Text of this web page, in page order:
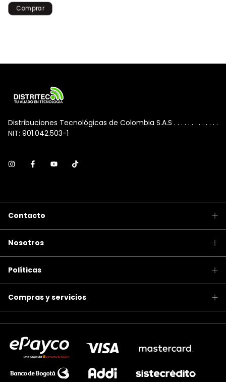
Distribuciones Tecnológicas de Colombia S.A.S . . . . . . . . . . . . .
NIT: 901.042.503-1
Contacto
Nosotros
Políticas
Compras y servicios